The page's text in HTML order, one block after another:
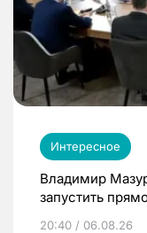
Интересное
Владимир
запустить
20:40 / 06.08.26